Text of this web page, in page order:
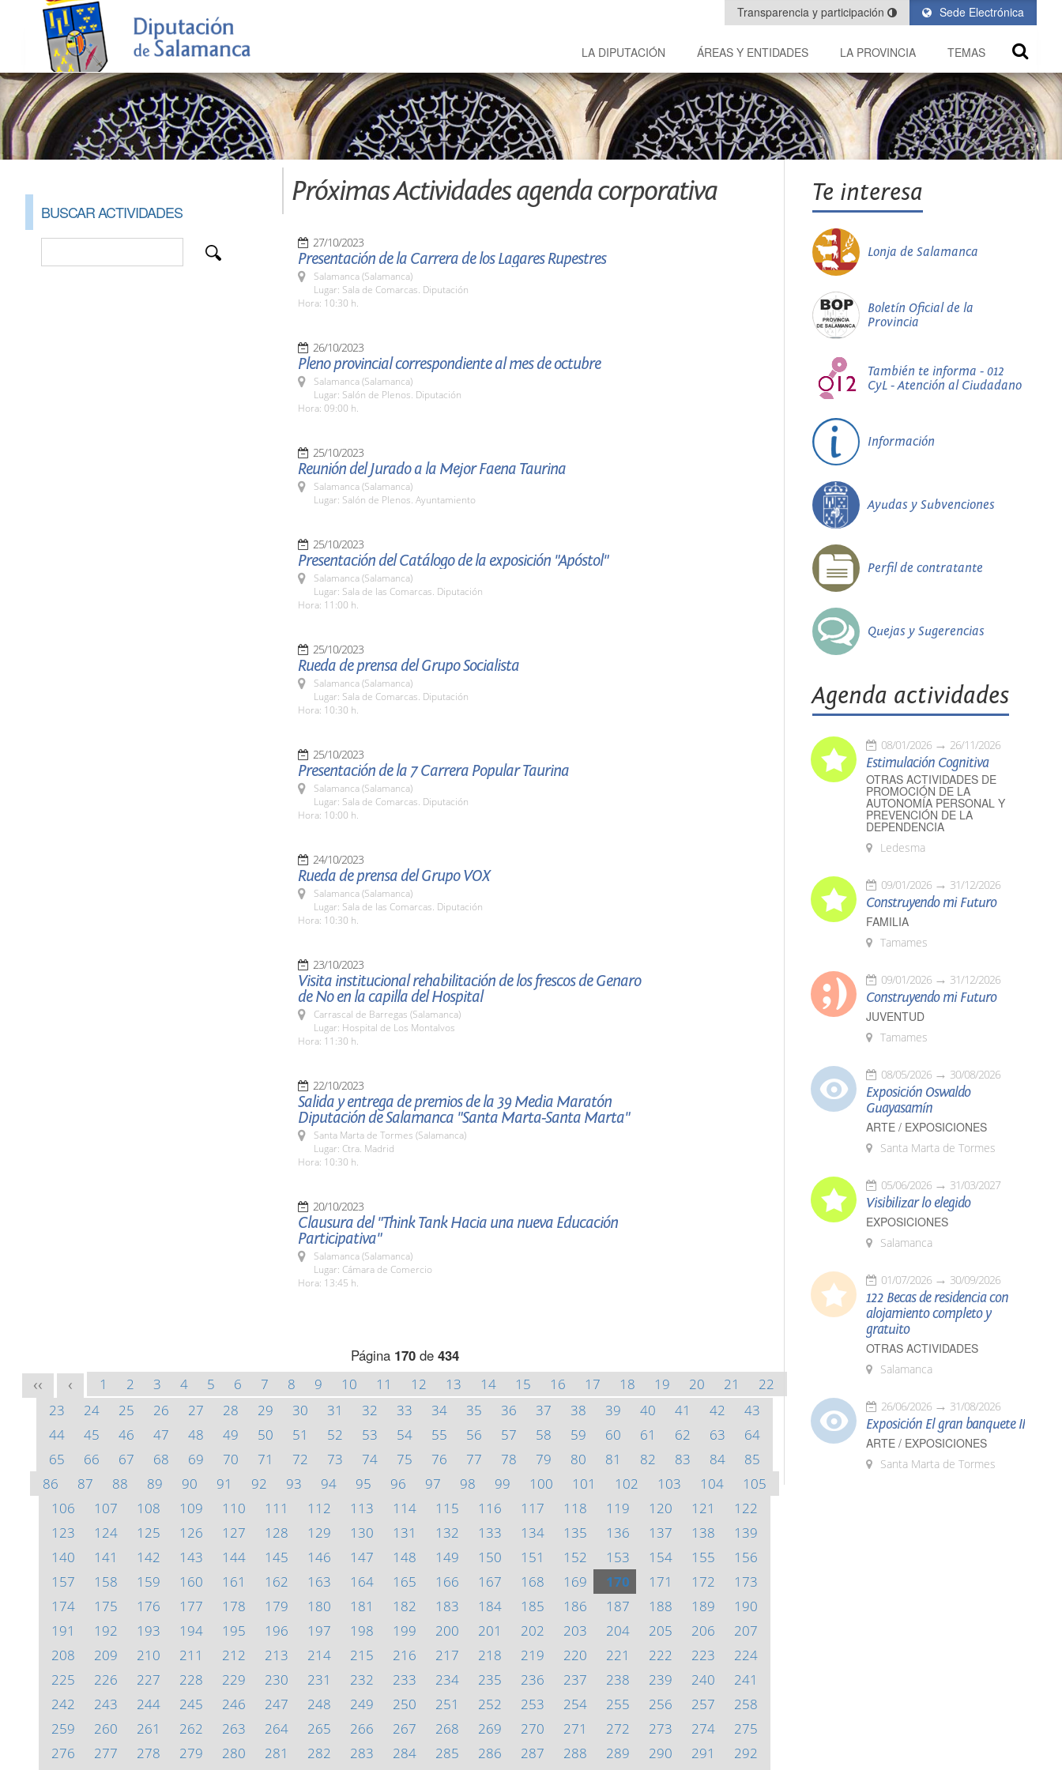
Sede Electrónica
Transparencia y participación
LA DIPUTACIÓN ÁREAS Y ENTIDADES LA PROVINCIA TEMAS
BUSCAR ACTIVIDADES
Próximas Actividades agenda corporativa
27/10/2023
Presentación de la Carrera de los Lagares Rupestres
Salamanca (Salamanca)
Lugar: Sala de Comarcas. Diputación
Hora: 10:30 h.
26/10/2023
Pleno provincial correspondiente al mes de octubre
Salamanca (Salamanca)
Lugar: Salón de Plenos. Diputación
Hora: 09:00 h.
25/10/2023
Reunión del Jurado a la Mejor Faena Taurina
Salamanca (Salamanca)
Lugar: Salón de Plenos. Ayuntamiento
25/10/2023
Presentación del Catálogo de la exposición "Apóstol"
Salamanca (Salamanca)
Lugar: Sala de las Comarcas. Diputación
Hora: 11:00 h.
25/10/2023
Rueda de prensa del Grupo Socialista
Salamanca (Salamanca)
Lugar: Sala de Comarcas. Diputación
Hora: 10:30 h.
25/10/2023
Presentación de la 7 Carrera Popular Taurina
Salamanca (Salamanca)
Lugar: Sala de Comarcas. Diputación
Hora: 10:00 h.
24/10/2023
Rueda de prensa del Grupo VOX
Salamanca (Salamanca)
Lugar: Sala de las Comarcas. Diputación
Hora: 10:30 h.
23/10/2023
Visita institucional rehabilitación de los frescos de Genaro
de No en la capilla del Hospital
Carrascal de Barregas (Salamanca)
Lugar: Hospital de Los Montalvos
Hora: 11:30 h.
22/10/2023
Salida y entrega de premios de la 39 Media Maratón
Diputación de Salamanca "Santa Marta-Santa Marta"
Santa Marta de Tormes (Salamanca)
Lugar: Ctra. Madrid
Hora: 10:30 h.
20/10/2023
Clausura del "Think Tank Hacia una nueva Educación
Participativa"
Salamanca (Salamanca)
Lugar: Cámara de Comercio
Hora: 13:45 h.
Página 170de 434
<< < 1 2 3 4 5 6 7 8 9 10 11 12 13 14 15 16 17 18 19 20 21
22
23
24 25 26 27 28 29 30 31 32 33 34 35 36 37 38 39 40 41 42
43
44
45 46 47 48 49 50 51 52 53 54 55 56 57 58 59 60 61 62 63
64
65
66 67 68 69 70 71 72 73 74 75 76 77 78 79 80 81 82 83 84
85
86
87 88 89 90 91 92 93 94 95 96 97 98 99 100 101 102 103 104
105
106
107 108 109 110 111 112 113 114 115 116 117 118 119 120 121
122
123
124 125 126 127 128 129 130 131 132 133 134 135 136 137 138
139
140
141 142 143 144 145 146 147 148 149 150 151 152 153 154 155
156
157
158 159 160 161 162 163 164 165 166 167 168 169 170 171 172
173
174
175 176 177 178 179 180 181 182 183 184 185 186 187 188 189
190
191
192 193 194 195 196 197 198 199 200 201 202 203 204 205 206
207
208
209 210 211 212 213 214 215 216 217 218 219 220 221 222 223
224
225
226 227 228 229 230 231 232 233 234 235 236 237 238 239 240
241
242
243 244 245 246 247 248 249 250 251 252 253 254 255 256 257
258
259
260 261 262 263 264 265 266 267 268 269 270 271 272 273 274
275
276
277 278 279 280 281 282 283 284 285 286 287 288 289 290 291
292
Te interesa
Lonja de Salamanca
Boletín Oficial de la
Provincia
También te informa - 012
CyL - Atención al Ciudadano
Información
Ayudas y Subvenciones
Perfil de contratante
Quejas y Sugerencias
Agenda actividades
08/01/2026 26/11/2026
Estimulación Cognitiva
OTRAS ACTIVIDADES DE
PROMOCIÓN DE LA
AUTONOMÍA PERSONAL Y
PREVENCIÓN DE LA
DEPENDENCIA
Ledesma
09/01/2026 31/12/2026
Construyendo mi Futuro
FAMILIA
Tamames
09/01/2026 31/12/2026
Construyendo mi Futuro
JUVENTUD
Tamames
08/05/2026 30/08/2026
Exposición Oswaldo
Guayasamín
ARTE / EXPOSICIONES
Santa Marta de Tormes
05/06/2026 31/03/2027
Visibilizar lo elegido
EXPOSICIONES
Salamanca
01/07/2026 30/09/2026
122 Becas de residencia con
alojamiento completo y
gratuito
OTRAS ACTIVIDADES
Salamanca
26/06/2026 31/08/2026
Exposición El gran banquete II
ARTE / EXPOSICIONES
Santa Marta de Tormes